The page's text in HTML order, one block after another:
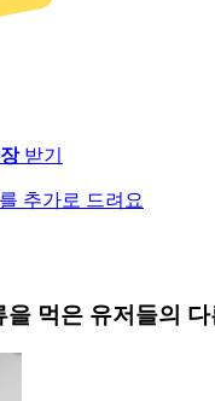
받기
를 추가로 드려요
을 먹은 유저들의